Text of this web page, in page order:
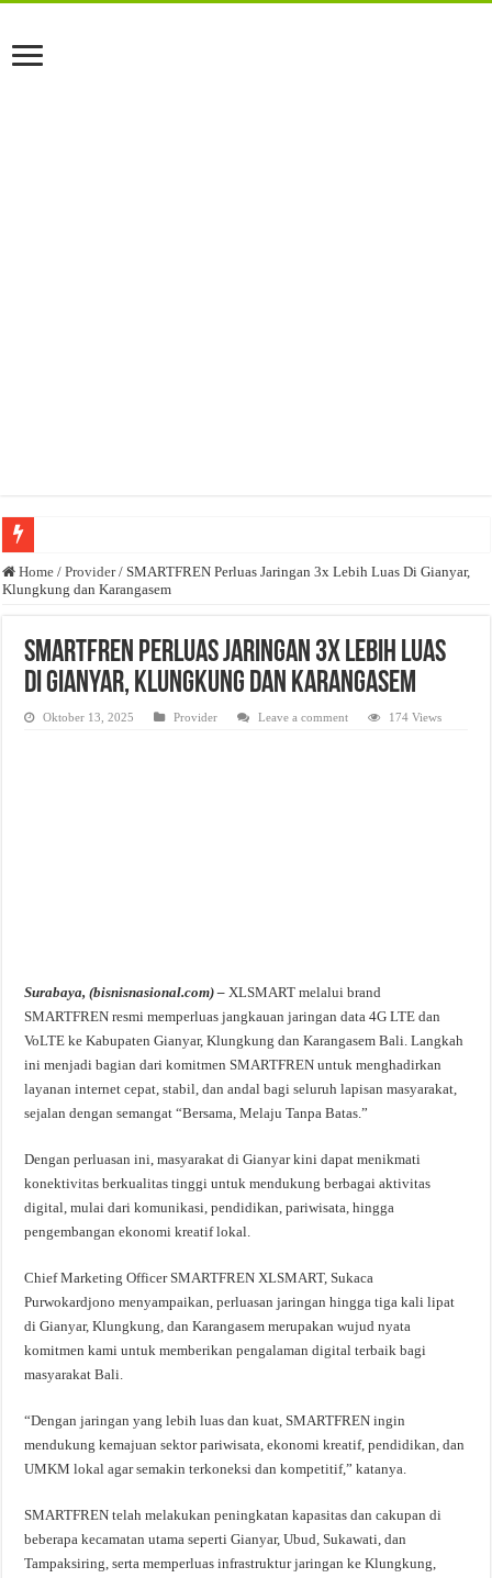
Anda butuh promosi usaha? Kontak ke Email redaksi@bisnisnasional.com
Dibutuhkan Marketing. Lamaran di-email ke redaksi@bisnisnasional.com
Home / Provider / SMARTFREN Perluas Jaringan 3x Lebih Luas Di Gianyar,
Klungkung dan Karangasem
SMARTFREN Perluas Jaringan 3x Lebih Luas
Di Gianyar, Klungkung dan Karangasem
Oktober 13, 2025 Provider Leave a comment 174 Views
Surabaya, (bisnisnasional.com) – XLSMART melalui brand
SMARTFREN resmi memperluas jangkauan jaringan data 4G LTE dan
VoLTE ke Kabupaten Gianyar, Klungkung dan Karangasem Bali. Langkah
ini menjadi bagian dari komitmen SMARTFREN untuk menghadirkan
layanan internet cepat, stabil, dan andal bagi seluruh lapisan masyarakat,
sejalan dengan semangat “Bersama, Melaju Tanpa Batas.”
Dengan perluasan ini, masyarakat di Gianyar kini dapat menikmati
konektivitas berkualitas tinggi untuk mendukung berbagai aktivitas
digital, mulai dari komunikasi, pendidikan, pariwisata, hingga
pengembangan ekonomi kreatif lokal.
Chief Marketing Officer SMARTFREN XLSMART, Sukaca
Purwokardjono menyampaikan, perluasan jaringan hingga tiga kali lipat
di Gianyar, Klungkung, dan Karangasem merupakan wujud nyata
komitmen kami untuk memberikan pengalaman digital terbaik bagi
masyarakat Bali.
“Dengan jaringan yang lebih luas dan kuat, SMARTFREN ingin
mendukung kemajuan sektor pariwisata, ekonomi kreatif, pendidikan, dan
UMKM lokal agar semakin terkoneksi dan kompetitif,” katanya.
SMARTFREN telah melakukan peningkatan kapasitas dan cakupan di
beberapa kecamatan utama seperti Gianyar, Ubud, Sukawati, dan
Tampaksiring, serta memperluas infrastruktur jaringan ke Klungkung,